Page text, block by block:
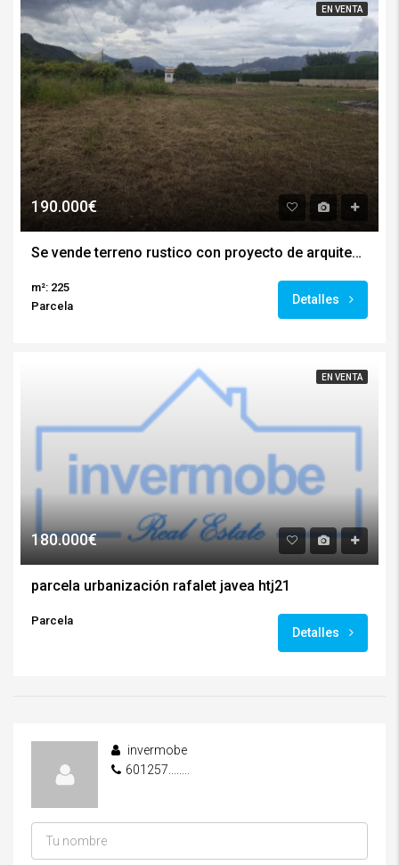
EN VENTA
190.000€
Se vende terreno rustico con proyecto de arquitecto para la construccion de una finca rustica en Pedreguer
m²: 225
Parcela
Detalles
EN VENTA
180.000€
parcela urbanización rafalet javea htj21
Parcela
Detalles
invermobe
601257........